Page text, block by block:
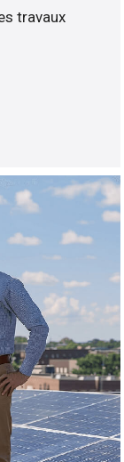
travaux